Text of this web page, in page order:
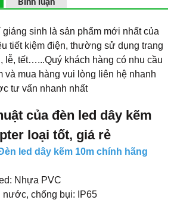
sinh là sản phẩm mới nhất của
tiết kiệm điện, thường sử dụng trang
lễ, tết…...Quý khách hàng có nhu cầu
và mua hàng vui lòng liên hệ nhanh
tư vấn nhanh nhất
của đèn led dây kẽm
loại tốt, giá rẻ
led dây kẽm 10m chính hãng
Nhựa PVC
nước, chống bụi: IP65